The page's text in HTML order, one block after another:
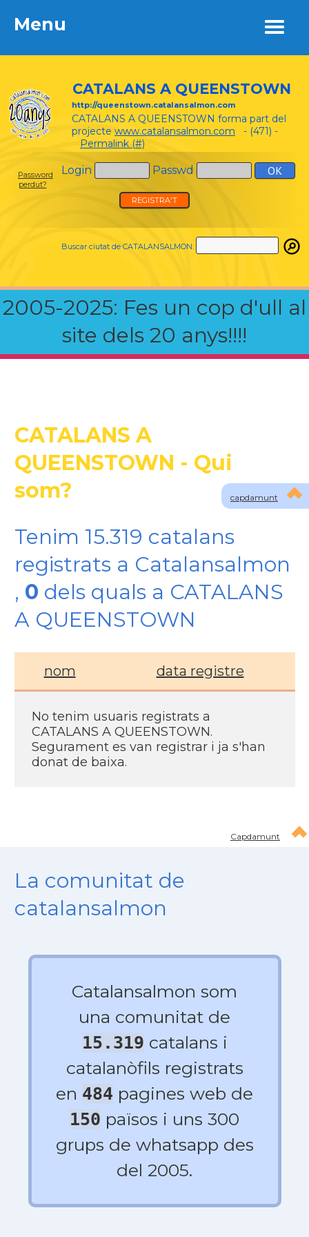
Menu
CATALANS A QUEENSTOWN
http://queenstown.catalansalmon.com
CATALANS A QUEENSTOWN forma part del
projecte www.catalansalmon.com - (471) -
Permalink (#)
Login Passwd
Password
perdut?
REGISTRA'T
Buscar ciutat de CATALANSALMON:
2005-2025: Fes un cop d'ull al
site dels 20 anys!!!!
Menu
capdamunt
CATALANS A
QUEENSTOWN - Qui
som?
Tenim 15.319 catalans
registrats a Catalansalmon
, 0 dels quals a CATALANS
A QUEENSTOWN
nom data registre
No tenim usuaris registrats a
CATALANS A QUEENSTOWN.
Segurament es van registrar i ja s'han
donat de baixa.
Capdamunt
La comunitat de
catalansalmon
Catalansalmon som
una comunitat de
15.319 catalans i
catalanòfils registrats
en 484 pagines web de
150 països i uns 300
grups de whatsapp des
del 2005.